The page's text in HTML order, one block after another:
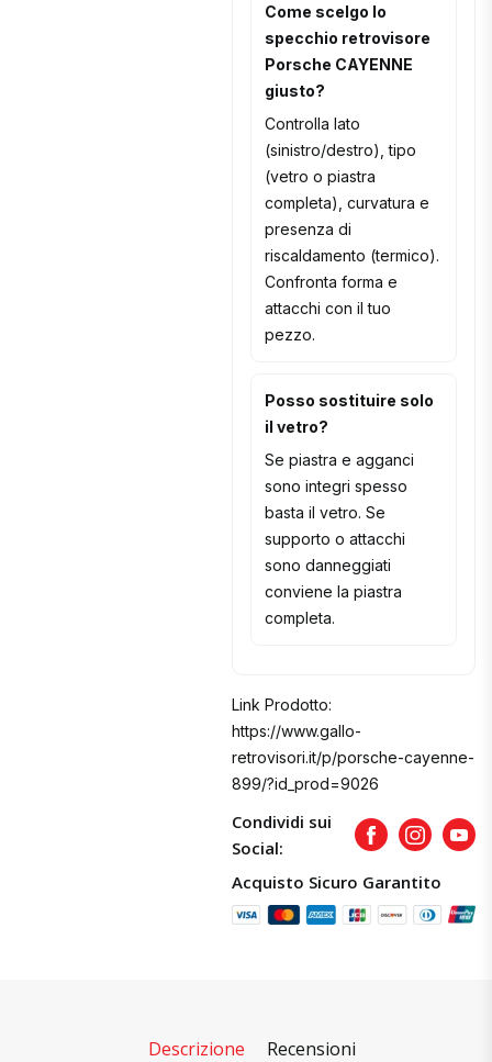
Come scelgo lo
specchio retrovisore
Porsche CAYENNE
giusto?
Controlla lato
(sinistro/destro), tipo
(vetro o piastra
completa), curvatura e
presenza di
riscaldamento (termico).
Confronta forma e
attacchi con il tuo
pezzo.
Posso sostituire solo
il vetro?
Se piastra e agganci
sono integri spesso
basta il vetro. Se
supporto o attacchi
sono danneggiati
conviene la piastra
completa.
Link Prodotto:
https://www.gallo-
retrovisori.it/p/porsche-cayenne-
899/?id_prod=9026
Condividi sui
Social:
FacebookInstagram
Acquisto Sicuro Garantito
Descrizione Recensioni